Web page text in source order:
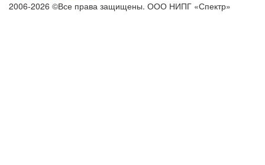
2006-2026 ©Все права защищены. ООО НИПГ «Спектр»